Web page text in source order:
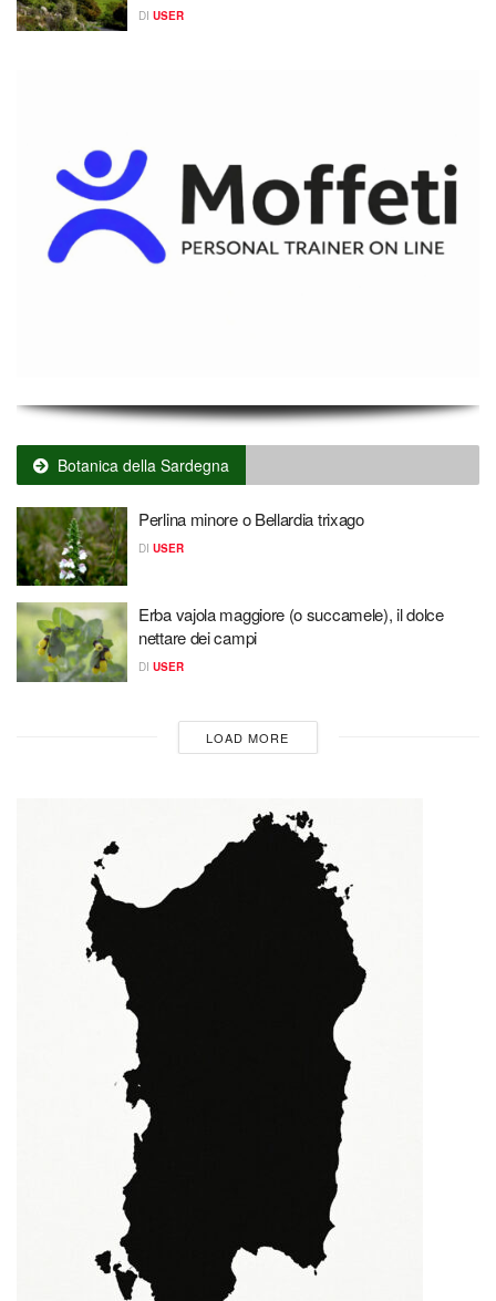
DI USER
Botanica della Sardegna
Perlina minore o Bellardia trixago
DI USER
Erba vajola maggiore (o succamele), il dolce
nettare dei campi
DI USER
LOAD MORE